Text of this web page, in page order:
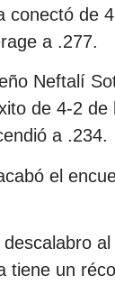
conectó de
a .277.
Neftalí
de 4-2 de
a .234.
el
tiene un